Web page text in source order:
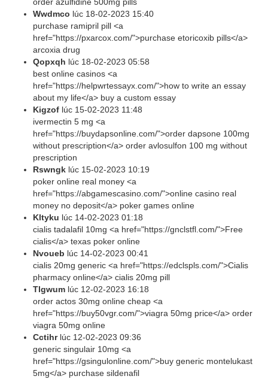
Wwdmco lúc 18-02-2023 15:40
purchase ramipril pill <a
href="https://pxarcox.com/">purchase etoricoxib pills</a>
arcoxia drug
Qopxqh lúc 18-02-2023 05:58
best online casinos <a
href="https://helpwrtessayx.com/">how to write an essay
about my life</a> buy a custom essay
Kigzof lúc 15-02-2023 11:48
ivermectin 5 mg <a
href="https://buydapsonline.com/">order dapsone 100mg
without prescription</a> order avlosulfon 100 mg without
prescription
Rswngk lúc 15-02-2023 10:19
poker online real money <a
href="https://abgamescasino.com/">online casino real
money no deposit</a> poker games online
Kltyku lúc 14-02-2023 01:18
cialis tadalafil 10mg <a href="https://gnclstfl.com/">Free
cialis</a> texas poker online
Nvoueb lúc 14-02-2023 00:41
cialis 20mg generic <a href="https://edclspls.com/">Cialis
pharmacy online</a> cialis 20mg pill
Tlgwum lúc 12-02-2023 16:18
order actos 30mg online cheap <a
href="https://buy50vgr.com/">viagra 50mg price</a> order
viagra 50mg online
Cctihrlúc 12-02-2023 09:36
generic singulair 10mg <a
href="https://gsingulonline.com/">buy generic montelukast
5mg</a> purchase sildenafil